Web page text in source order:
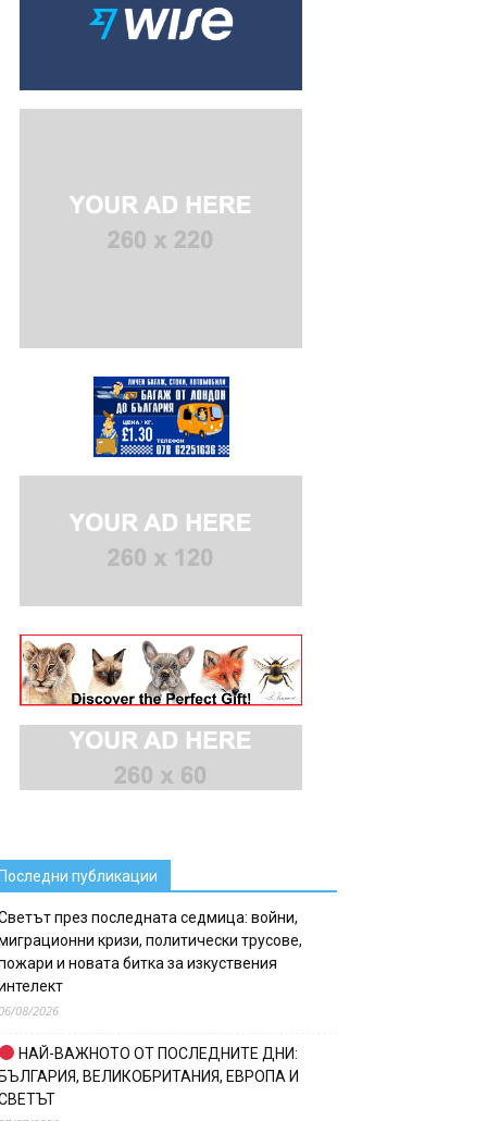
публикации
през последната седмица: войни,
кризи, политически трусове,
и новата битка за изкуствения
08/2026
НАЙ-ВАЖНОТО ОТ ПОСЛЕДНИТЕ ДНИ:
ВЕЛИКОБРИТАНИЯ, ЕВРОПА И